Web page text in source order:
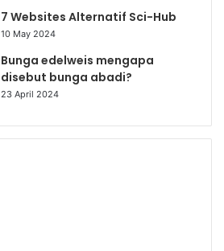
7 Websites Alternatif Sci-Hub
10 May 2024
Bunga edelweis mengapa
disebut bunga abadi?
23 April 2024